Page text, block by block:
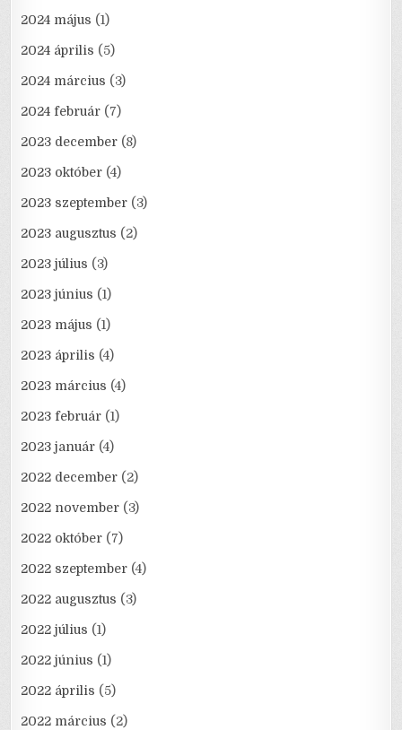
2024 május (1)
2024 április (5)
2024 március (3)
2024 február (7)
2023 december (8)
2023 október (4)
2023 szeptember (3)
2023 augusztus (2)
2023 július (3)
2023 június (1)
2023 május (1)
2023 április (4)
2023 március (4)
2023 február (1)
2023 január (4)
2022 december (2)
2022 november (3)
2022 október (7)
2022 szeptember (4)
2022 augusztus (3)
2022 július (1)
2022 június (1)
2022 április (5)
2022 március (2)